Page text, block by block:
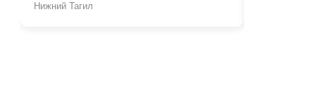
Нижний Тагил